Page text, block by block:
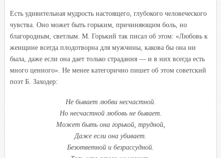
Есть удивительная мудрость настоящего, глубокого человеческого
чувства. Оно может быть горьким, причиняющим боль, но
благородным, светлым. М. Горький так писал об этом: «Любовь к
женщине всегда плодотворна для мужчины, какова бы она ни
была, даже если она дает только страдания — и в них всегда есть
много ценного». Не менее категорично пишет об этом советский
поэт Б. Заходер:
Не бывает любви несчастной.
Но несчастной любовь не бывает.
Может быть она горькой, трудной,
Даже если она убивает.
Безответной и безрассудной.